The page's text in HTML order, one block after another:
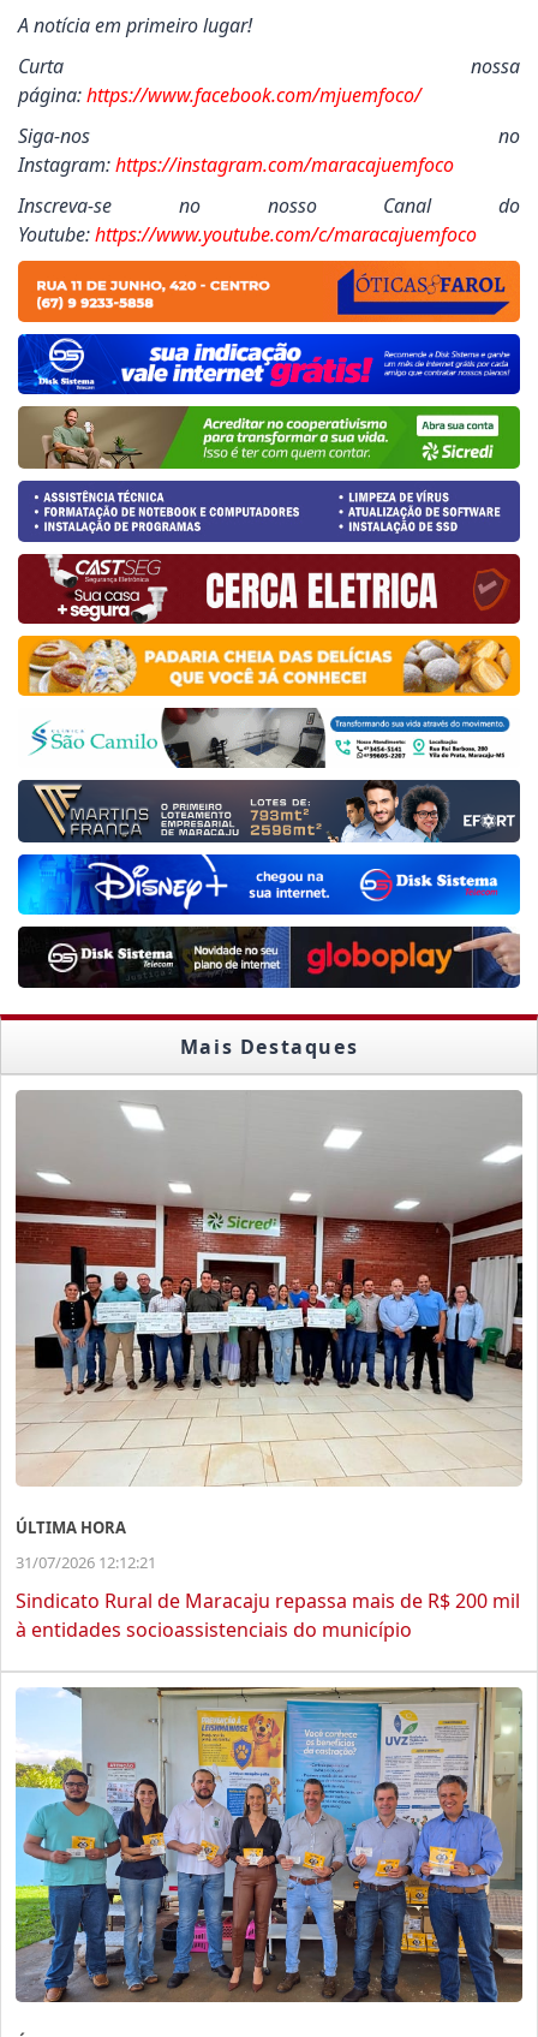
A notícia em primeiro lugar!
Curta nossa
página:https://www.facebook.com/mjuemfoco/
Siga-nos no
Instagram:https://instagram.com/maracajuemfoco
Inscreva-se no nosso Canal do
Youtube:https://www.youtube.com/c/maracajuemfoco
Mais Destaques
ÚLTIMA HORA
31/07/2026 12:12:21
Sindicato Rural de Maracaju repassa mais de R$ 200 mil
à entidades socioassistenciais do município